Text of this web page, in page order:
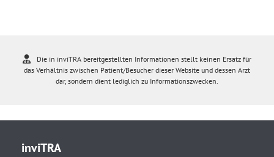
Die in inviTRA bereitgestellten Informationen stellt keinen Ersatz für
das Verhältnis zwischen Patient/Besucher dieser Website und dessen Arzt
dar, sondern dient lediglich zu Informationszwecken.
inviTRA